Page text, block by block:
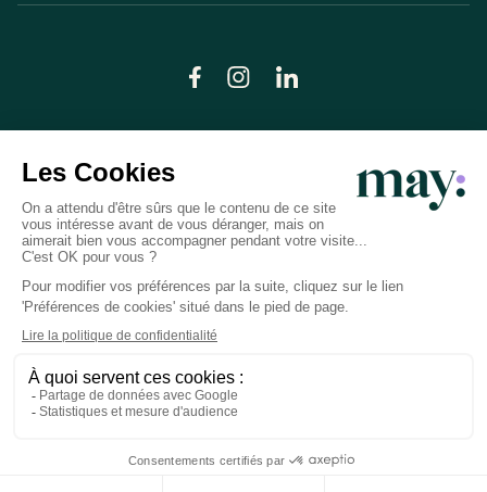
© LN CARE 2026
Politique de confidentialité
Conditions générales d’utilisation
Plan du site
Crédits photos